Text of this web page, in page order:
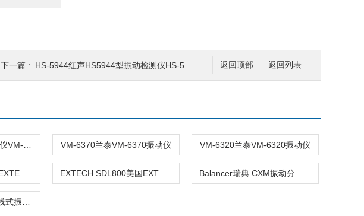
返回列表
返回顶部
下一篇 : HS-5944红声HS5944型振动检测仪HS-5944
VM-6370兰泰VM-6370振动仪 VM-6320兰泰VM-6320振动仪